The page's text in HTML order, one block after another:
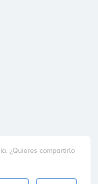
¿Quieres compartirlo